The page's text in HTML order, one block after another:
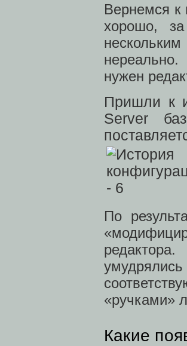
Вернемся
хорошо,
нужен
Пришли к
Server
По
«ручками»
Какие